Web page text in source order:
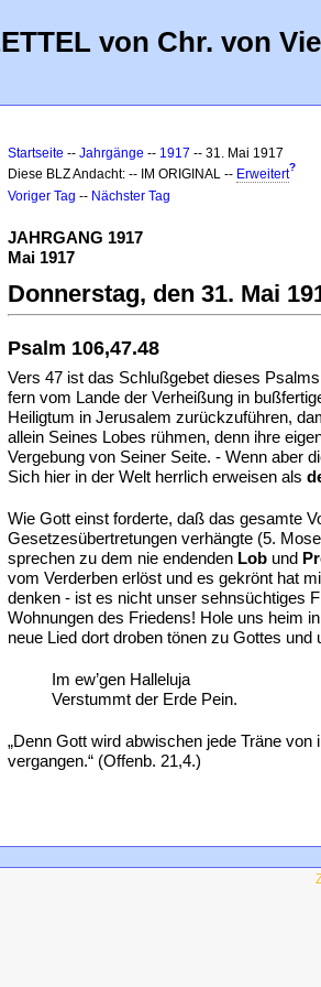
von Chr. von
Startseite -- Jahrgänge -- 1917 -- 31. Mai 1917
Diese BLZ Andacht: -- IM ORIGINAL -- Erweitert?
Voriger Tag -- Nächster Tag
JAHRGANG 1917
Mai 1917
Donnerstag, den 31. Mai
Psalm 106,47.48
Vers 47 ist das Schlußgebet dieses
fern vom Lande der Verheißung in
Heiligtum in Jerusalem zurückzuführen,
allein Seines Lobes rühmen, denn ihre
Vergebung von Seiner Seite. - Wenn aber
Sich hier in der Welt herrlich erweisen als
Wie Gott einst forderte, daß das gesamte
Gesetzesübertretungen verhängte (5.
sprechen zu dem nie endenden Lob und
vom Verderben erlöst und es gekrönt hat
denken - ist es nicht unser sehnsüchtiges
Wohnungen des Friedens! Hole uns heim
neue Lied dort droben tönen zu Gottes
Im ew’gen Halleluja
Verstummt der Erde Pein.
„Denn Gott wird abwischen jede Träne
vergangen.“ (Offenb. 21,4.)